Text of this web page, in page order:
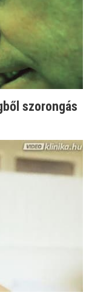
szorongás